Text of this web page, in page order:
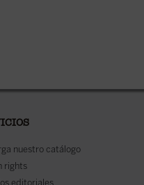
nuestro catálogo
rights
editoriales